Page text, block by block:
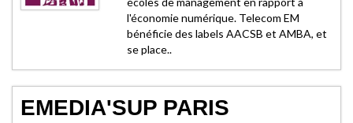
l'économie numérique. Telecom EM
bénéficie des labels AACSB et AMBA, et
se place..
EMEDIA'SUP PARIS